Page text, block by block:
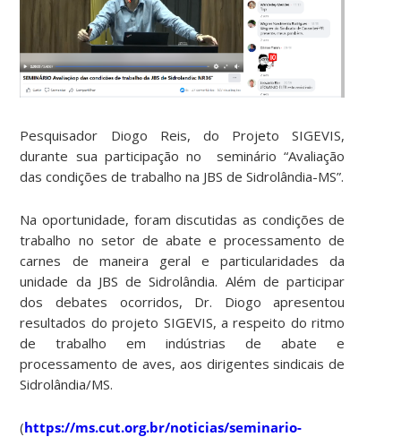
Pesquisador Diogo Reis, do Projeto SIGEVIS,
durante sua participação no seminário “Avaliação
das condições de trabalho na JBS de Sidrolândia-MS”.
Na oportunidade, foram discutidas as condições de
trabalho no setor de abate e processamento de
carnes de maneira geral e particularidades da
unidade da JBS de Sidrolândia. Além de participar
dos debates ocorridos, Dr. Diogo apresentou
resultados do projeto SIGEVIS, a respeito do ritmo
de trabalho em indústrias de abate e
processamento de aves, aos dirigentes sindicais de
Sidrolândia/MS.
(https://ms.cut.org.br/noticias/seminario-